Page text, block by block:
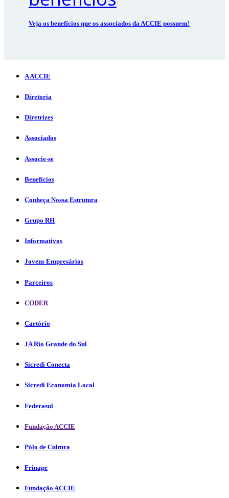
Veja os benefícios que os associados da ACCIE possuem!
A ACCIE
Diretoria
Diretrizes
Associados
Associe-se
Benefícios
Conheça Nossa Estrutura
Grupo RH
Informativos
Jovens Empresários
Parceiros
CODER
Cartório
JA Rio Grande do Sul
Sicredi Conecta
Sicredi Economia Local
Federasul
Fundação ACCIE
Pólo de Cultura
Frinape
Fundação ACCIE